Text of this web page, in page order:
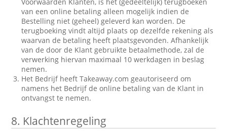
van een online betaling alleen mogelijk indien de
Bestelling niet (geheel) geleverd kan worden. De
terugboeking vindt altijd plaats op dezelfde rekening als
waarvan de betaling heeft plaatsgevonden. Afhankelijk
van de door de Klant gebruikte betaalmethode, zal de
verwerking hiervan maximaal 10 werkdagen in beslag
nemen.
Het Bedrijf heeft Takeaway.com geautoriseerd om
namens het Bedrijf de online betaling van de Klant in
ontvangst te nemen.
8. Klachtenregeling